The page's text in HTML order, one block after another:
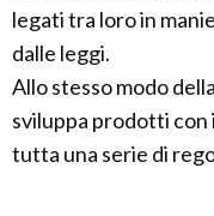
legati tra loro in
dalle leggi.
Allo stesso modo
sviluppa prodotti con
tutta una serie di